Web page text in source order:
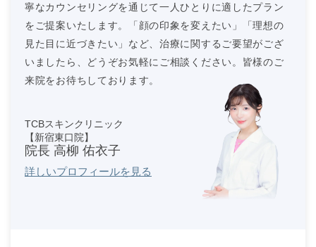
寧なカウンセリングを通じて一人ひとりに適したプラン
をご提案いたします。「顔の印象を変えたい」「理想の
見た目に近づきたい」など、治療に関するご要望がござ
いましたら、どうぞお気軽にご相談ください。皆様のご
来院をお待ちしております。
TCBスキンクリニック
【新宿東口院】
院長 高柳 佑衣子
詳しいプロフィールを見る